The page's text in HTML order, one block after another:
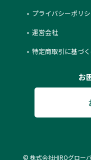
プライバシーポリ
運営会社
特定商取引に基づ
お
© 株式会社HIROグロー